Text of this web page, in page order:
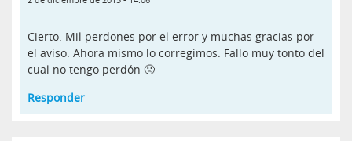
Cierto. Mil perdones por el error y muchas gracias por
el aviso. Ahora mismo lo corregimos. Fallo muy tonto del
cual no tengo perdón 🙁
Responder